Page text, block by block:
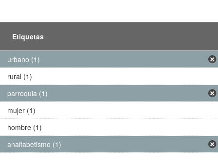
Etiquetas
urbano (1)
rural (1)
parroquia (1)
mujer (1)
hombre (1)
analfabetismo (1)